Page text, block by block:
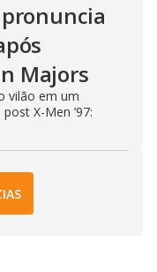
pronuncia
Majors
vilão em um
X-Men ’97: